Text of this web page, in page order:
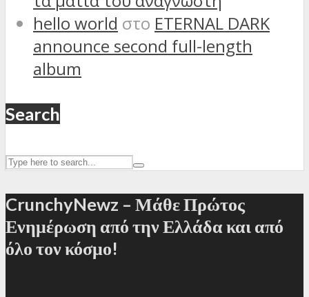
hello world στο ETERNAL DARK
announce second full-length
album
Search
CrunchyNewz – Μάθε Πρώτος
Ενημέρωση από την Ελλάδα και από
όλο τον κόσμο!